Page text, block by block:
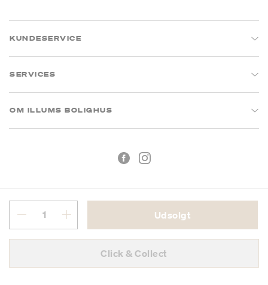
Udsolgt
Click & Collect
KUNDESERVICE
SERVICES
OM ILLUMS BOLIGHUS
CVR: 26573394